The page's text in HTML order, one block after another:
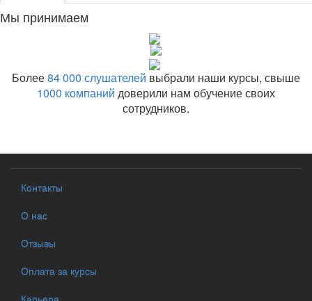
Мы принимаем
Более84 000 слушателей выбрали наши курсы, свыше
1000 компаний доверили нам обучение своих
сотрудников.
Контакты
О нас
Отзывы
Оплата за курсы